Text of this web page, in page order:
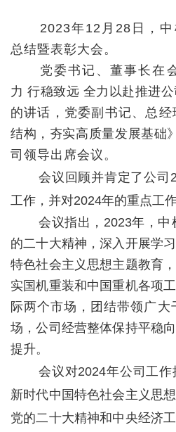
2023年12月28日，
总结暨表彰大会。
党委书记、董事长在
力 行稳致远 全力以赴推进公
的讲话，党委副书记、总经
结构，夯实高质量发展基础》
司领导出席会议。
会议回顾并肯定了公司
工作，并对2024年的重点工
会议指出 ，2023年， 中
的二十大精神，深入开展学
特色社会主义思想主题教育
实国机重装和中国重机各项
际两个市场，团结带领广
场，公司经营整体保持平稳
提升。
会议对2024年公司工
新时代中国特色社会主义思
党的二十大精神和中央经济